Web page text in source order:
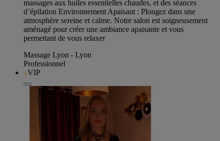
massages aux huiles essentielles chaudes, et des séances
d’épilation Environnement Apaisant : Plongez dans une
atmosphère sereine et calme. Notre salon est soigneusement
aménagé pour créer une ambiance apaisante et vous
permettant de vous relaxer
Massage Lyon - Lyon
Professionnel
VIP